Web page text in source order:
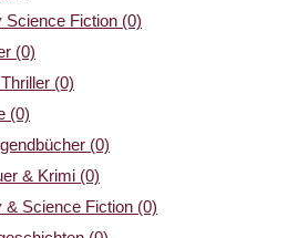
Science Fiction (0)
(0)
(0)
(0)
(0)
& Krimi (0)
& Science Fiction (0)